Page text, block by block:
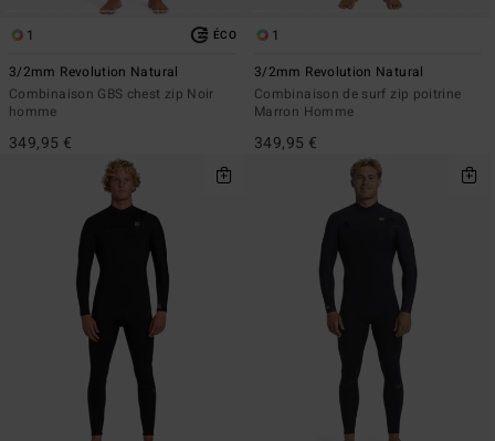
1 ÉCO
3/2mm Revolution Natural
Combinaison GBS chest zip Noir
homme
349,95 €
1
3/2mm Revolution Natural
Combinaison de surf zip poitrine
Marron Homme
349,95 €